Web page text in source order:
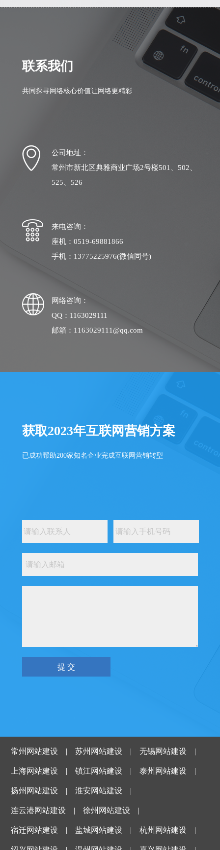
次数的。所以只要能给到准确的修改意见，是不会存在设
计一直不满意的情况。若初稿我司设计人员理解错误，相
差较大，我司愿意从头做起，之前的全部工作量我们愿意
自行承担。
联系我们
共同探寻网络核心价值让网络更精彩
公司地址：
常州市新北区典雅商业广场2号楼501、502、
525、526
来电咨询：
座机：0519-69881866
手机：13775225976(微信同号)
网络咨询：
QQ：1163029111
邮箱：1163029111@qq.com
获取2023年互联网营销方案
已成功帮助200家知名企业完成互联网营销转型
常州网站建设 |苏州网站建设 |无锡网站建设 |
上海网站建设 |镇江网站建设 |泰州网站建设 |
扬州网站建设 |淮安网站建设 |
连云港网站建设 |徐州网站建设 |
宿迁网站建设 |盐城网站建设 |杭州网站建设 |